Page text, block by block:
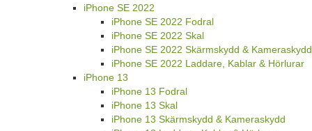
iPhone SE 2022
iPhone SE 2022 Fodral
iPhone SE 2022 Skal
iPhone SE 2022 Skärmskydd & Kameraskydd
iPhone SE 2022 Laddare, Kablar & Hörlurar
iPhone 13
iPhone 13 Fodral
iPhone 13 Skal
iPhone 13 Skärmskydd & Kameraskydd